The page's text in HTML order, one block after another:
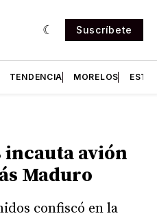
Suscríbete
TENDENCIA MORELOS
incauta avión
Maduro
confiscó en la